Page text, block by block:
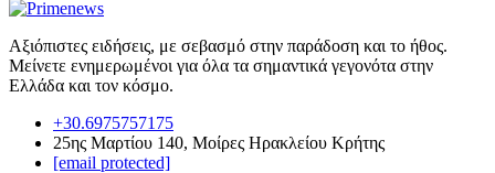
Αξιόπιστες ειδήσεις, με σεβασμό στην παράδοση και το ήθος.
Μείνετε ενημερωμένοι για όλα τα σημαντικά γεγονότα στην
Ελλάδα και τον κόσμο.
+30.6975757175
25ης Μαρτίου 140, Μοίρες Ηρακλείου Κρήτης
[email protected]